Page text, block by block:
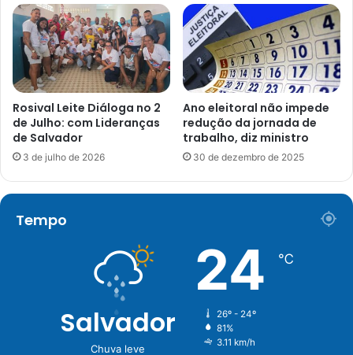
Rosival Leite Diáloga no 2
de Julho: com Lideranças
de Salvador
3 de julho de 2026
Ano eleitoral não impede
redução da jornada de
trabalho, diz ministro
30 de dezembro de 2025
Tempo
Salvador
Chuva leve
24 ℃
26º - 24º
81%
3.11 km/h